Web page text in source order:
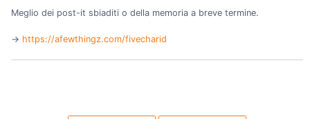
Meglio dei post-it sbiaditi o della memoria a breve termine.
→ https://afewthingz.com/fivecharid